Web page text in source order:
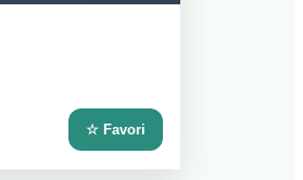
☆ Favori